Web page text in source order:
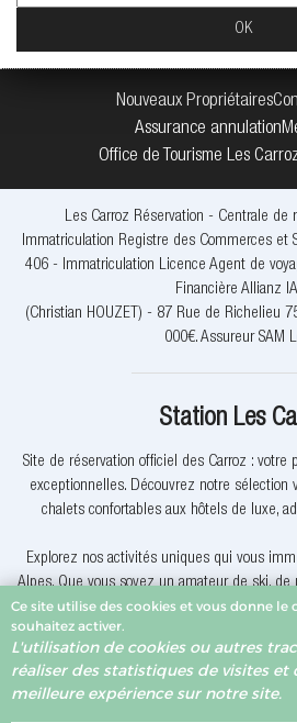
Nouveaux Propriétaires
Assurance annulation
Office de Tourisme Les
Les Carroz Réservation - Centrale de
Immatriculation Registre des Commerces et
406 - Immatriculation Licence Agent de
Financière Allianz
(Christian HOUZET) - 87 Rue de Richelieu
000€. Assureur SAM
Station Les
Site de réservation officiel des Carroz : votre
exceptionnelles. Découvrez notre sélection
chalets confortables aux hôtels de luxe,
Explorez nos activités uniques qui vous
Alpes. Que vous soyez un amateur de ski,
quête de détente, nous avons
Pourquoi réserver avec nous? Nous
assistance client dévouée et la garantie du
de réservation est notre
Ce site utilise des cookies et vous donne le
souhaitez activer.
L'utilisation de cookies ou autres
réaliser des statistiques de visites et
meilleure expérience sur notre site.